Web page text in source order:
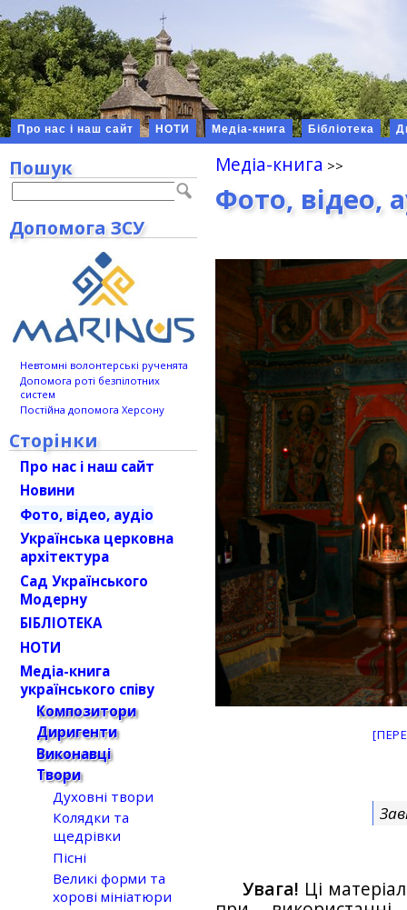
Про нас і наш сайт НОТИ Медіа-книга Бібліотека
Медіа-книга
Фото, відео,
Увага! Ці
Пошук
Допомога ЗСУ
Невтомні волонтерські рученята
Допомога роті безпілотних
систем
Постійна допомога Херсону
Сторінки
Про нас і наш сайт
Новини
Фото, відео, аудіо
Українська церковна
архітектура
Сад Українського
Модерну
БІБЛІОТЕКА
НОТИ
Медіа-книга
українського співу
Композитори
Диригенти
Виконавці
Твори
Духовні твори
Колядки та
щедрівки
Пісні
Великі форми та
хорові мініатюри